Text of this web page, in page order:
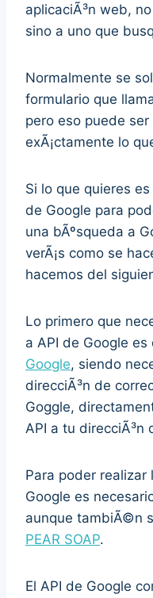
aplicaciÃ³n web,
sino a uno que
Normalmente se
formulario que
pero eso puede ser
exÃ¡ctamente lo
Si lo que quieres
de Google para
una bÃºsqueda a
verÃ¡s como se
hacemos del
Lo primero que
a API de Google es
Google, siendo
direcciÃ³n de
Goggle,
API a tu direcciÃ³n
Para poder realizar
Google es
aunque tambiÃ©n
PEAR SOAP.
El API de Google